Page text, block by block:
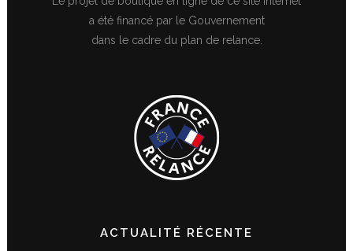
a été financé par le Gouvernement
dans le cadre du plan de relance.
ACTUALITÉ RÉCENTE